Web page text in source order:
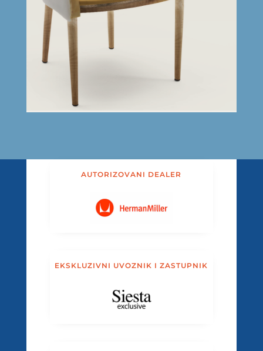
AUTORIZOVANI DEALER
EKSKLUZIVNI UVOZNIK I ZASTUPNIK